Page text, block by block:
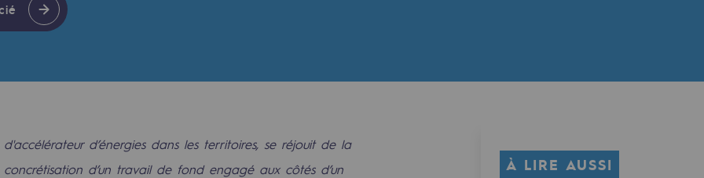
d’énergies dans les territoires, se réjouit de la
d’un travail de fond engagé aux côtés d’un
À LIRE AUSSI